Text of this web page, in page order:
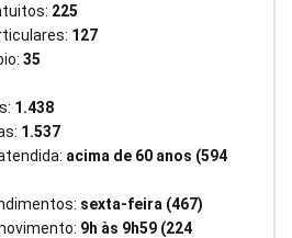
225
127
35
1.438
1.537
acima de 60 anos (594
sexta-feira (467)
9h às 9h59 (224